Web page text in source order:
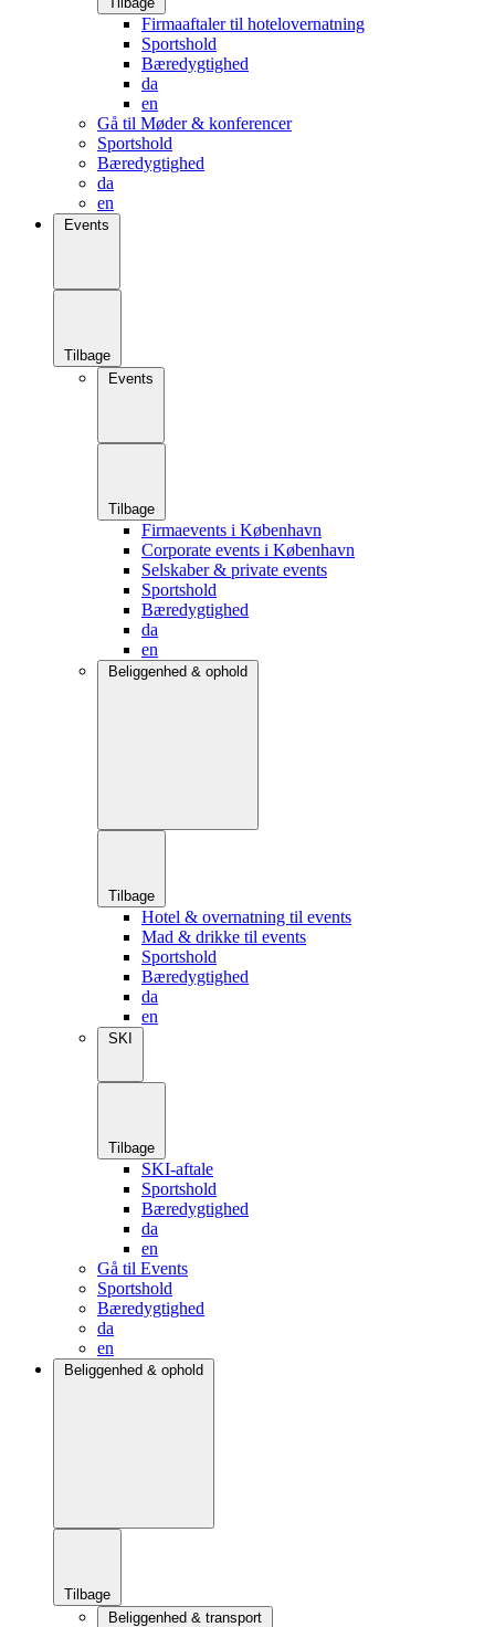
Firmaaftaler til hotelovernatning
Sportshold
Bæredygtighed
da
en
Gå til Møder & konferencer
Sportshold
Bæredygtighed
da
en
Events
Tilbage
Events
Tilbage
Firmaevents i København
Corporate events i København
Selskaber & private events
Sportshold
Bæredygtighed
da
en
Beliggenhed & ophold
Tilbage
Hotel & overnatning til events
Mad & drikke til events
Sportshold
Bæredygtighed
da
en
SKI
Tilbage
SKI-aftale
Sportshold
Bæredygtighed
da
en
Gå til Events
Sportshold
Bæredygtighed
da
en
Beliggenhed & ophold
Tilbage
Beliggenhed & transport